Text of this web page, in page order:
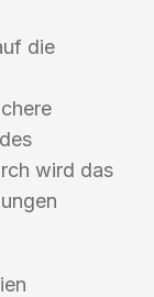
die
wird das